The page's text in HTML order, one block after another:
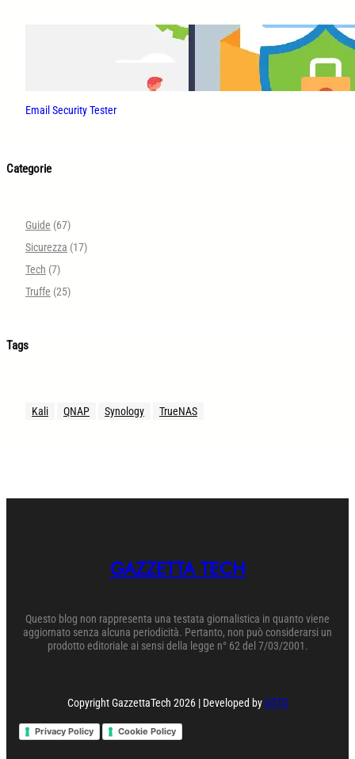
Email Security Tester
Categorie
Guide (67)
Sicurezza (17)
Tech (7)
Truffe (25)
Tags
Kali QNAP Synology TrueNAS
GAZZETTA TECH
Questo blog non rappresenta una testata giornalistica in quanto viene
aggiornato senza alcuna periodicità. Pertanto, non può considerarsi un
prodotto editoriale ai sensi della legge n° 62 del 7/03/2001.
Copyright GazzettaTech 2026 | Developed byOTTS
Privacy Policy Cookie Policy